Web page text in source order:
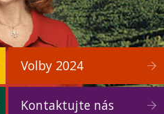
Volby 2024
Kontaktujte nás